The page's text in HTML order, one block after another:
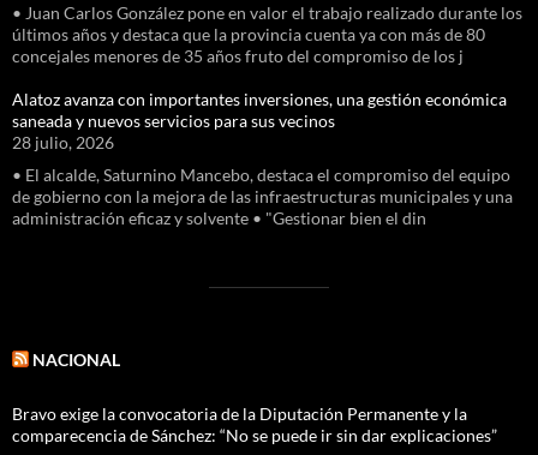
• Juan Carlos González pone en valor el trabajo realizado durante los
últimos años y destaca que la provincia cuenta ya con más de 80
concejales menores de 35 años fruto del compromiso de los j
Alatoz avanza con importantes inversiones, una gestión económica
saneada y nuevos servicios para sus vecinos
28 julio, 2026
• El alcalde, Saturnino Mancebo, destaca el compromiso del equipo
de gobierno con la mejora de las infraestructuras municipales y una
administración eficaz y solvente • "Gestionar bien el din
NACIONAL
Bravo exige la convocatoria de la Diputación Permanente y la
comparecencia de Sánchez: “No se puede ir sin dar explicaciones”